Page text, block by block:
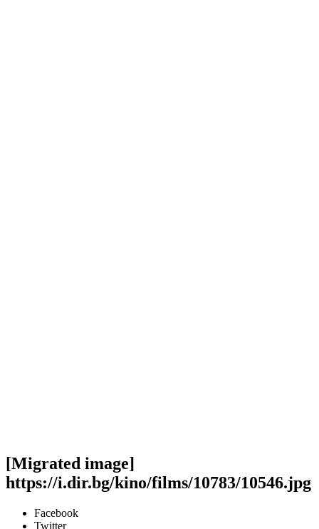
[Migrated image]
https://i.dir.bg/kino/films/10783/10546.jpg
Facebook
Twitter